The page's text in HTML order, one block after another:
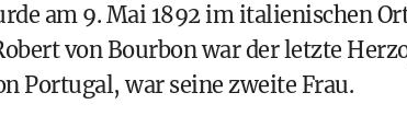
am 9. Mai 1892 im italienischen
von Bourbon war der letzte
Portugal, war seine zweite Frau.